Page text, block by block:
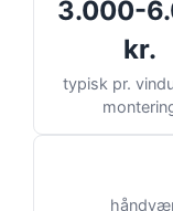
3.000-
kr.
typisk pr.